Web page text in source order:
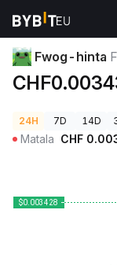
Kryptohinnat
Fwog-hinta
24H 7D 14D
Matala CHF